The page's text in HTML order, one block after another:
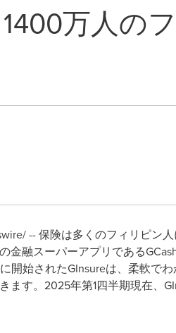
万人の
-- 保険は多くのフィリピン
金融スーパーアプリである
開始されたGInsureは、柔軟で
す。2025年第1四半期現在、